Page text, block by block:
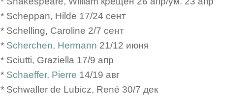
* Scheppan, Hilde 17/24 сент
* Schelling, Caroline 2/7 сент
* Scherchen, Hermann 21/12 июня
* Sciutti, Graziella 17/9 апр
* Schaeffer, Pierre 14/19 авг
* Schwaller de Lubicz, René 30/7 дек